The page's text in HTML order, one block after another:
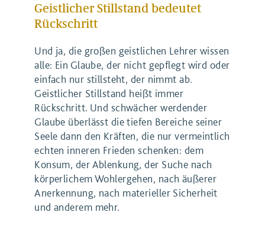
Geistlicher Stillstand bedeutet
Rückschritt
Und ja, die großen geistlichen Lehrer wissen
alle: Ein Glaube, der nicht gepflegt wird oder
einfach nur stillsteht, der nimmt ab.
Geistlicher Stillstand heißt immer
Rückschritt. Und schwächer werdender
Glaube überlässt die tiefen Bereiche seiner
Seele dann den Kräften, die nur vermeintlich
echten inneren Frieden schenken: dem
Konsum, der Ablenkung, der Suche nach
körperlichem Wohlergehen, nach äußerer
Anerkennung, nach materieller Sicherheit
und anderem mehr.